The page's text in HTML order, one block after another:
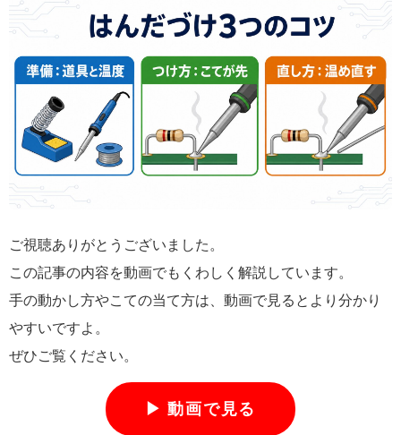
ご視聴ありがとうございました。
この記事の内容を動画でもくわしく解説しています。
手の動かし方やこての当て方は、動画で見るとより分かり
やすいですよ。
ぜひご覧ください。
▶ 動画で見る